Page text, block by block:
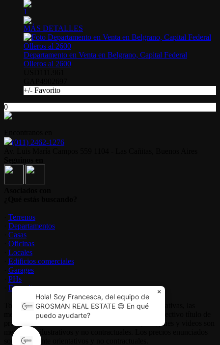
1
MÁS DETALLES
Departamento en Venta en Belgrano, Capital Federal
Olleros al 2600
+/- Favorito
0
(011) 2462-1276
Terrenos
Departamentos
Casas
Oficinas
Locales
Edificios comerciales
Garages
PHs
Depositos
Todas las medidas enunciadas son meramente orientativas, las
medidas exactas serán las que se expresen en el respectivo título de
propiedad de cada inmueble. Todas las fotos, imagenes y videos son
meramente ilustrativos y no contractuales. Los precios enunciados
son meramente orientativos y no contractuales.
×
Hola! Soy Francesca, del equipo de
GROSMAN REAL ESTATE 😊 En qué
puedo ayudarte?